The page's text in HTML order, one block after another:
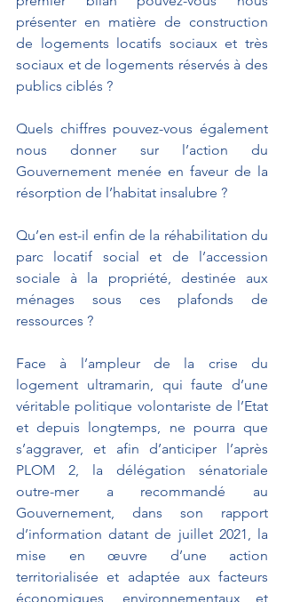
présenter en matière de construction
de logements locatifs sociaux et très
sociaux et de logements réservés à des
publics ciblés ?
Quels chiffres pouvez-vous également
nous donner sur l’action du
Gouvernement menée en faveur de la
résorption de l’habitat insalubre ?
Qu’en est-il enfin de la réhabilitation du
parc locatif social et de l’accession
sociale à la propriété, destinée aux
ménages sous ces plafonds de
ressources ?
Face à l’ampleur de la crise du
logement ultramarin, qui faute d’une
véritable politique volontariste de l’Etat
et depuis longtemps, ne pourra que
s’aggraver, et afin d’anticiper l’après
PLOM 2, la délégation sénatoriale
outre-mer a recommandé au
Gouvernement, dans son rapport
d’information datant de juillet 2021, la
mise en œuvre d’une action
territorialisée et adaptée aux facteurs
économiques, environnementaux et